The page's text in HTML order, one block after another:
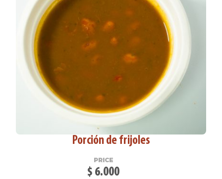
Porción de frijoles
PRICE
$ 6.000